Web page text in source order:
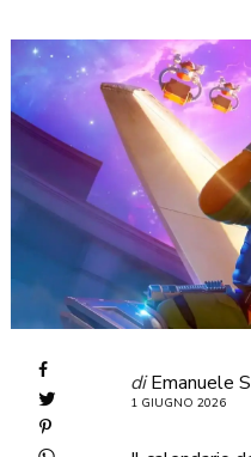
di Emanuele
1 GIUGNO 2026